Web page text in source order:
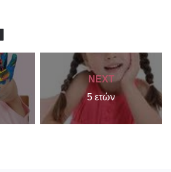
NEXT
5 ετών